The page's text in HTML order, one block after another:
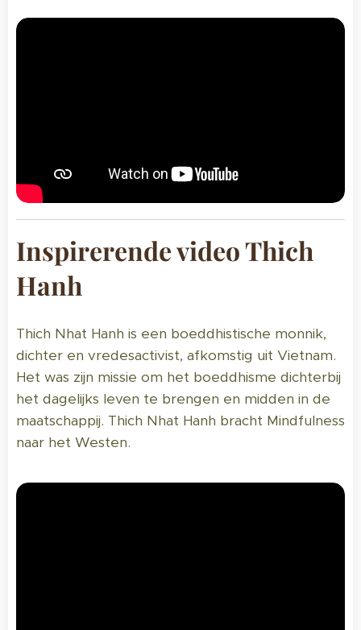
Inspirerende video Thich
Hanh
Thich Nhat Hanh is een boeddhistische monnik,
dichter en vredesactivist, afkomstig uit Vietnam.
Het was zijn missie om het boeddhisme dichterbij
het dagelijks leven te brengen en midden in de
maatschappij. Thich Nhat Hanh bracht Mindfulness
naar het Westen.